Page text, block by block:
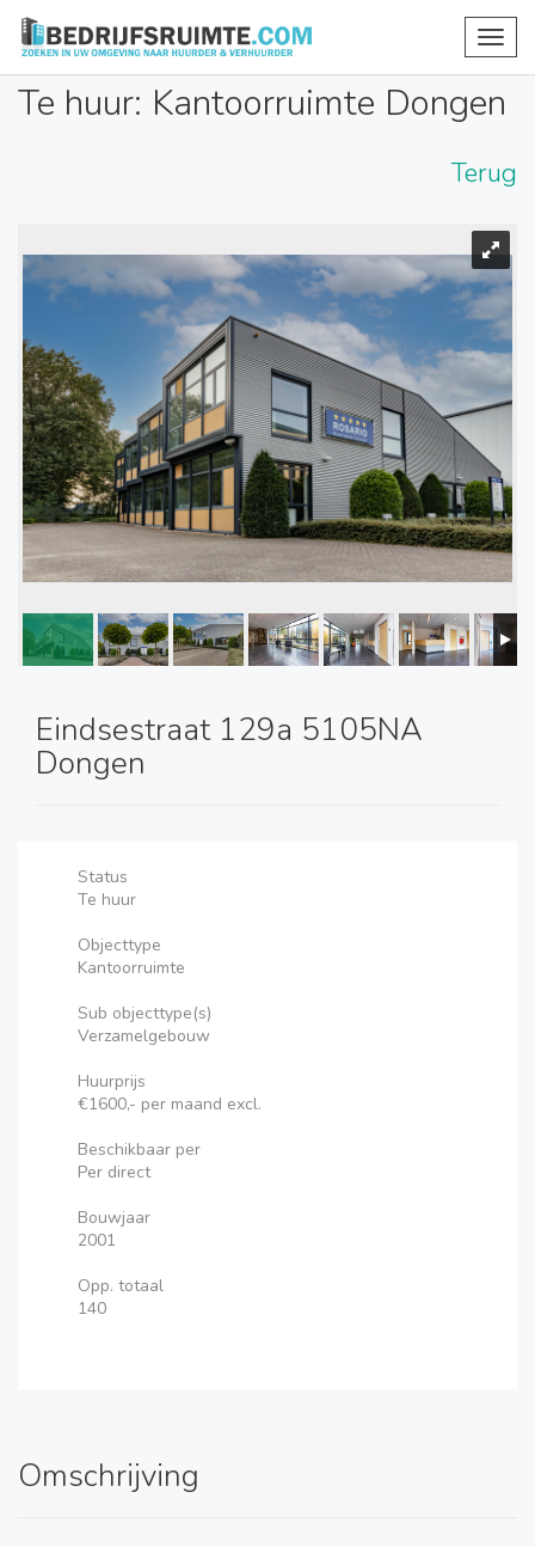
Te huur: Kantoorruimte Dongen
Terug
Eindsestraat 129a 5105NA
Dongen
Status
Te huur
Objecttype
Kantoorruimte
Sub objecttype(s)
Verzamelgebouw
Huurprijs
€1600,- per maand excl.
Beschikbaar per
Per direct
Bouwjaar
2001
Opp. totaal
140
Omschrijving